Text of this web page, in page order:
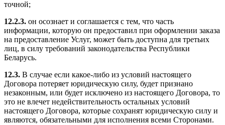
точной;
12.2.3. он осознает и соглашается с тем, что часть
информации, которую он предоставил при оформлении заказа
на предоставление Услуг, может быть доступна для третьих
лиц, в силу требований законодательства Республики
Беларусь.
12.3. В случае если какое-либо из условий настоящего
Договора потеряет юридическую силу, будет признано
незаконным, или будет исключено из настоящего Договора, то
это не влечет недействительность остальных условий
настоящего Договора, которые сохранят юридическую силу и
являются, обязательными для исполнения всеми Сторонами.